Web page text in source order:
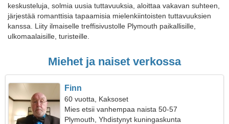
keskusteluja, solmia uusia tuttavuuksia, aloittaa vakavan suhteen,
järjestää romanttisia tapaamisia mielenkiintoisten tuttavuuksien
kanssa. Liity ilmaiselle treffisivustolle Plymouth paikallisille,
ulkomaalaisille, turisteille.
Miehet ja naiset verkossa
Finn
60 vuotta, Kaksoset
Mies etsii vanhempaa naista 50-57
Plymouth, Yhdistynyt kuningaskunta